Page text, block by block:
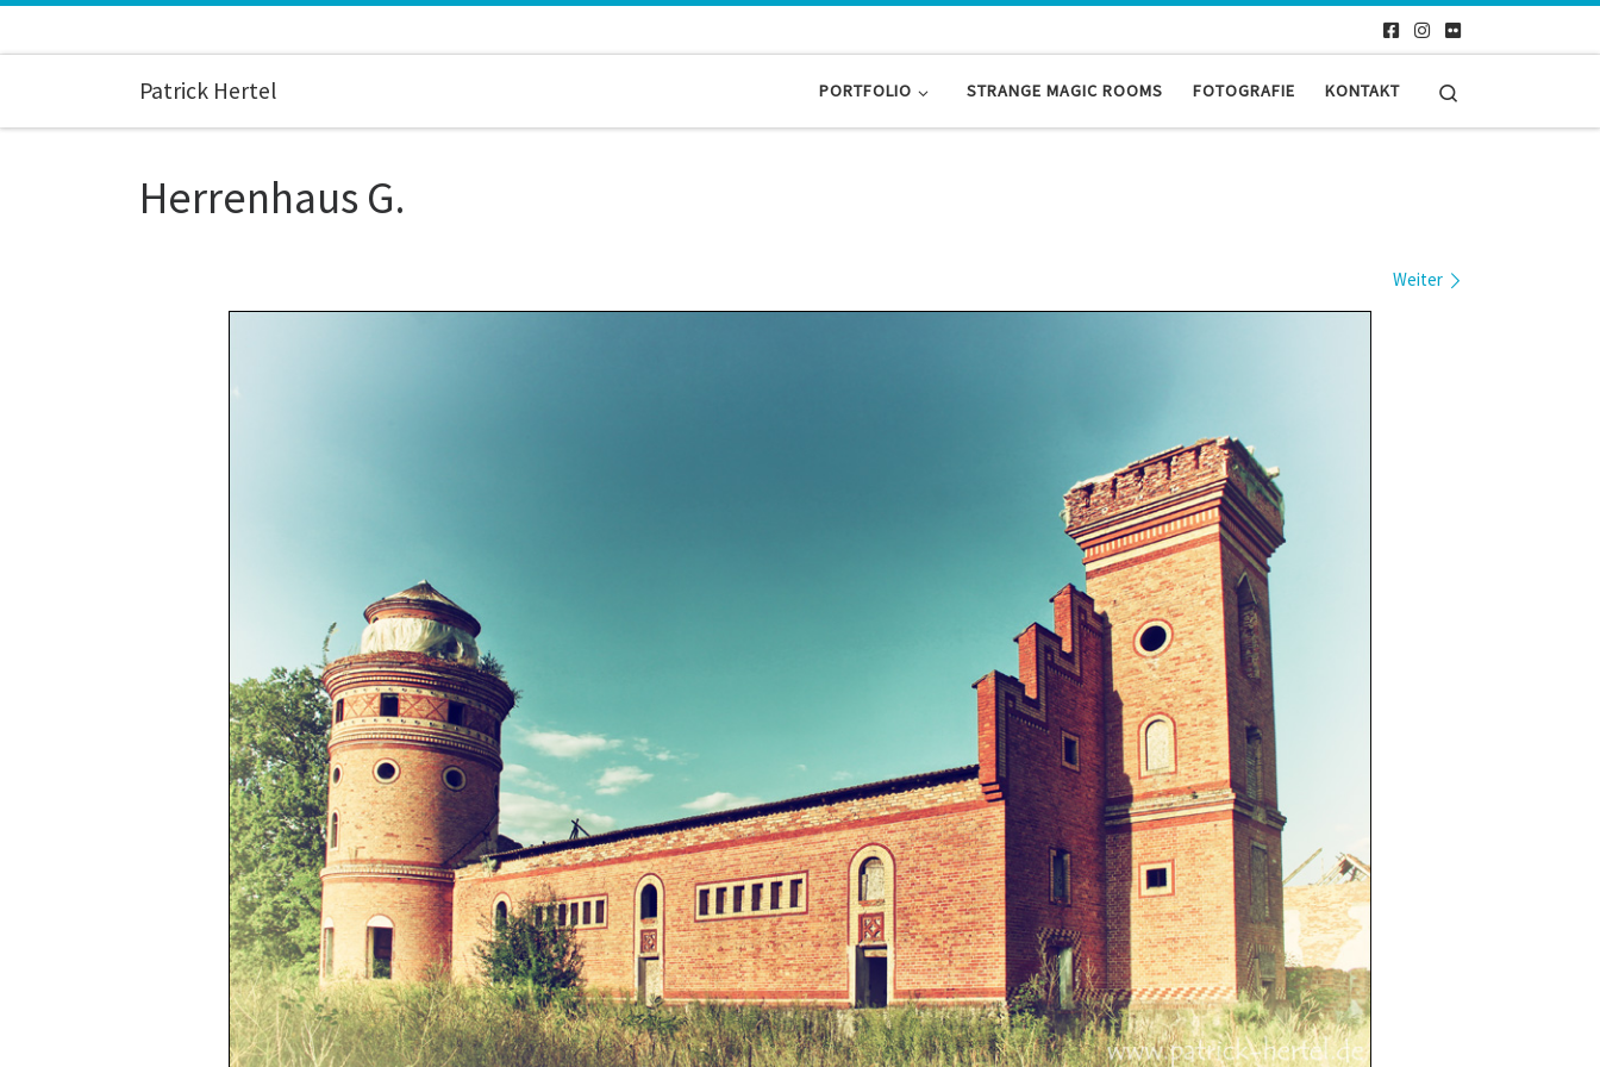
Patrick Hertel PORTFOLIO STRANGE MAGIC ROOMS FOTOGRAFIE KONTAKT
Herrenhaus G.
Weiter